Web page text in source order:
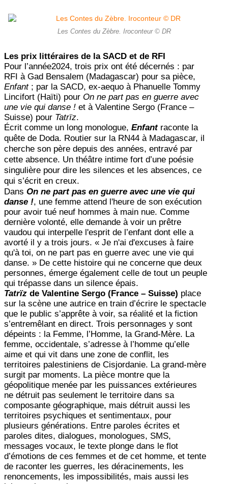
Les Contes du Zèbre. Iroconteur © DR
Les prix littéraires de la SACD et de RFI
Pour l’année2024, trois prix ont été décernés : par
RFI à Gad Bensalem (Madagascar) pour sa pièce,
Enfant; par la SACD, ex-aequo à Phanuelle Tommy
Lincifort (Haïti) pour On ne part pas en guerre avec
une vie qui danse ! et à Valentine Sergo (France –
Suisse) pour Tatrïz.
Écrit comme un long monologue, Enfant raconte la
quête de Doda. Routier sur la RN44 à Madagascar, il
cherche son père depuis des années, entravé par
cette absence. Un théâtre intime fort d’une poésie
singulière pour dire les silences et les absences, ce
qui s’écrit en creux.
Dans On ne part pas en guerre avec une vie qui
danse !, une femme attend l'heure de son exécution
pour avoir tué neuf hommes à main nue. Comme
dernière volonté, elle demande à voir un prêtre
vaudou qui interpelle l'esprit de l’enfant dont elle a
avorté il y a trois jours. « Je n'ai d'excuses à faire
qu'à toi, on ne part pas en guerre avec une vie qui
danse. » De cette histoire qui ne concerne que deux
personnes, émerge également celle de tout un peuple
qui trépasse dans un silence épais.
Tatrïz de Valentine Sergo (France – Suisse) place
sur la scène une autrice en train d’écrire le spectacle
que le public s’apprête à voir, sa réalité et la fiction
s’entremêlant en direct. Trois personnages y sont
dépeints : la Femme, l’Homme, la Grand-Mère. La
femme, occidentale, s’adresse à l’homme qu’elle
aime et qui vit dans une zone de conflit, les
territoires palestiniens de Cisjordanie. La grand-mère
surgit par moments. La pièce montre que la
géopolitique menée par les puissances extérieures
ne détruit pas seulement le territoire dans sa
composante géographique, mais détruit aussi les
territoires psychiques et sentimentaux, pour
plusieurs générations. Entre paroles écrites et
paroles dites, dialogues, monologues, SMS,
messages vocaux, le texte plonge dans le flot
d’émotions de ces femmes et de cet homme, et tente
de raconter les guerres, les déracinements, les
renoncements, les impossibilités, mais aussi les